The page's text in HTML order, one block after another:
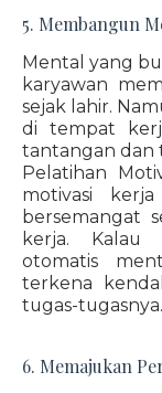
5. Membangun
Mental yang
karyawan
sejak lahir.
di tempat
tantangan dan
Pelatihan
motivasi
bersemangat
kerja. Kalau
otomatis
terkena
tugas-tugasnya.
6. Memajukan